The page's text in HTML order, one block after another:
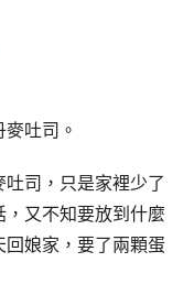
吐司。
司，只是家裡少了
又不知要放到什麼
回娘家，要了兩顆蛋